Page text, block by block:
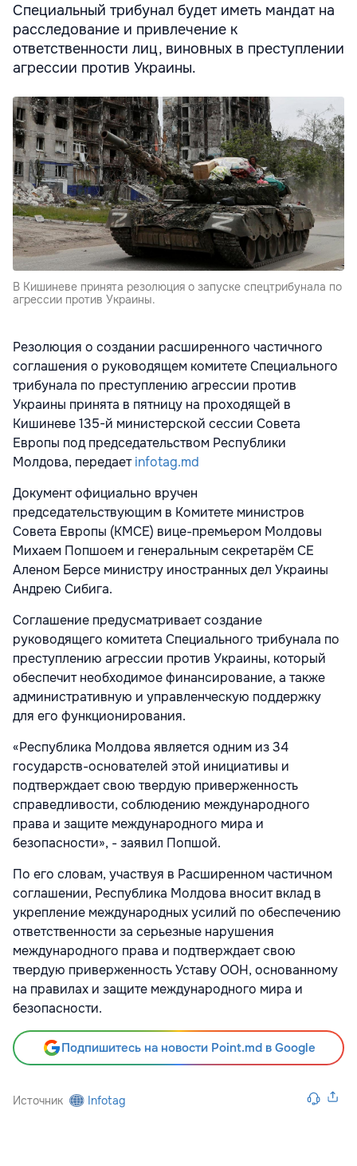
Специальный трибунал будет иметь мандат на
расследование и привлечение к
ответственности лиц, виновных в преступлении
агрессии против Украины.
В Кишиневе принята резолюция о запуске спецтрибунала по
агрессии против Украины.
Резолюция о создании расширенного частичного
соглашения о руководящем комитете Специального
трибунала по преступлению агрессии против
Украины принята в пятницу на проходящей в
Кишиневе 135-й министерской сессии Совета
Европы под председательством Республики
Молдова, передаетinfotag.md
Документ официально вручен
председательствующим в Комитете министров
Совета Европы (КМСЕ) вице-премьером Молдовы
Михаем Попшоем и генеральным секретарём СЕ
Аленом Берсе министру иностранных дел Украины
Андрею Сибига.
Соглашение предусматривает создание
руководящего комитета Специального трибунала по
преступлению агрессии против Украины, который
обеспечит необходимое финансирование, а также
административную и управленческую поддержку
для его функционирования.
«Республика Молдова является одним из 34
государств-основателей этой инициативы и
подтверждает свою твердую приверженность
справедливости, соблюдению международного
права и защите международного мира и
безопасности», - заявил Попшой.
По его словам, участвуя в Расширенном частичном
соглашении, Республика Молдова вносит вклад в
укрепление международных усилий по обеспечению
ответственности за серьезные нарушения
международного права и подтверждает свою
твердую приверженность Уставу ООН, основанному
на правилах и защите международного мира и
безопасности.
Подпишитесь на новости Point.md в Google
Источник Infotag